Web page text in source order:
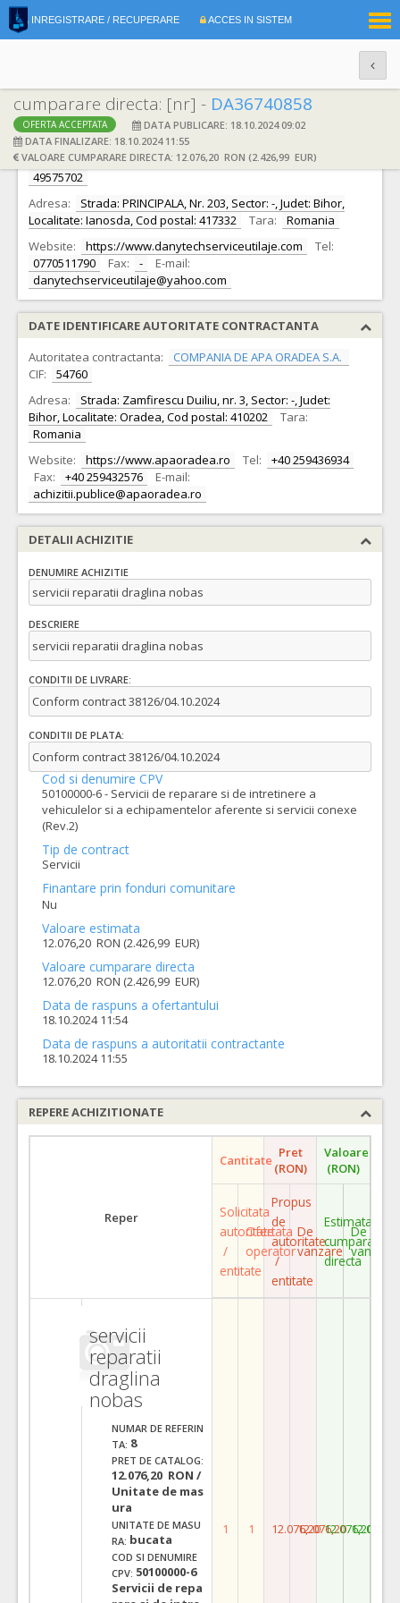
INREGISTRARE / RECUPERARE ACCES IN SISTEM
cumparare directa: [nr] - DA36740858
OFERTA ACCEPTATA
DATA PUBLICARE: 18.10.2024 09:02
DATA FINALIZARE: 18.10.2024 11:55
VALOARE CUMPARARE DIRECTA: 12.076,20 RON (2.426,99 EUR)
DATE IDENTIFICARE OFERTANT
Ofertant: S.C. DANYTECH SERVICE UTILAJE S.R.L. S.R.L.
49575702
Adresa:
Strada: PRINCIPALA, Nr. 203, Sector: -, Judet: Bihor,
Localitate: Ianosda, Cod postal: 417332
Tara:
Romania
Website:
https://www.danytechserviceutilaje.com
Tel:
0770511790
Fax: -
E-mail:
danytechserviceutilaje@yahoo.com
DATE IDENTIFICARE AUTORITATE CONTRACTANTA
Autoritatea contractanta:
COMPANIA DE APA ORADEA S.A.
CIF:
54760
Adresa:
Strada: Zamfirescu Duiliu, nr. 3, Sector: -, Judet:
Bihor, Localitate: Oradea, Cod postal: 410202
Tara:
Romania
Website:
https://www.apaoradea.ro Tel:
+40 259436934
Fax:
+40 259432576
E-mail:
achizitii.publice@apaoradea.ro
DETALII ACHIZITIE
DENUMIRE ACHIZITIE
servicii reparatii draglina nobas
DESCRIERE
servicii reparatii draglina nobas
CONDITII DE LIVRARE:
Conform contract 38126/04.10.2024
CONDITII DE PLATA:
Conform contract 38126/04.10.2024
Cod si denumire CPV
50100000-6 - Servicii de reparare si de intretinere a
vehiculelor si a echipamentelor aferente si servicii conexe
(Rev.2)
Tip de contract
Servicii
Finantare prin fonduri comunitare
Nu
Valoare estimata
12.076,20 RON (2.426,99 EUR)
Valoare cumparare directa
12.076,20 RON (2.426,99 EUR)
Data de raspuns a ofertantului
18.10.2024 11:54
Data de raspuns a autoritatii contractante
18.10.2024 11:55
REPERE ACHIZITIONATE
Reper
Cantitate Pret
(RON)
Valoare
(RON)
Solicitata
autoritate
/
entitate
Ofertata
operator
Propus
de
autoritate
/
entitate
De
vanzare
Estimata
cumparare
directa
De
vanzare
servicii
reparatii
draglina
nobas
NUMAR DE REFERIN
TA: 8
PRET DE CATALOG:
12.076,20 RON /
Unitate de mas
ura
UNITATE DE MASU
RA: bucata
COD SI DENUMIRE
CPV: 50100000-6
Servicii de repa
1 1 12.076,2012.076,2012.076,20